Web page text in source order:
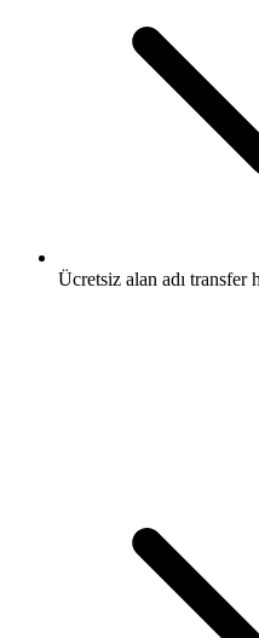
Ücretsiz alan adı transfer